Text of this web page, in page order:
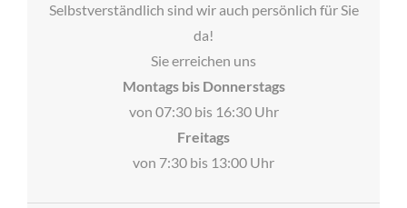
Selbstverständlich sind wir auch persönlich für Sie
da!
Sie erreichen uns
Montags bis Donnerstags
von 07:30 bis 16:30 Uhr
Freitags
von 7:30 bis 13:00 Uhr